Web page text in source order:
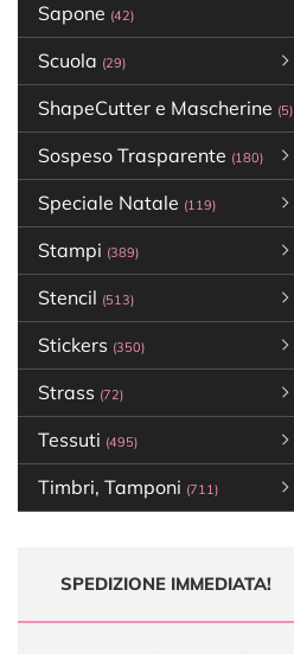
Sapone (42)
Scuola (29)
ShapeCutter e Mascherine (5)
Sospeso Trasparente (180)
Speciale Natale (119)
Stampi (389)
Stencil (513)
Stickers (350)
Strass (72)
Tessuti (495)
Timbri, Tamponi (711)
SPEDIZIONE IMMEDIATA!